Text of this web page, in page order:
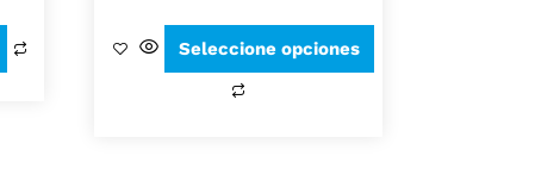
Seleccione opciones